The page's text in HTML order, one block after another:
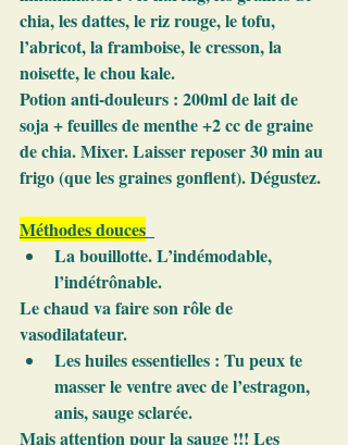
chia, les dattes, le riz rouge, le tofu,
l’abricot, la framboise, le cresson, la
noisette, le chou kale.
Potion anti-douleurs : 200ml de lait de
soja + feuilles de menthe +2 cc de graine
de chia. Mixer. Laisser reposer 30 min au
frigo (que les graines gonflent). Dégustez.
Méthodes douces
La bouillotte. L’indémodable,
l’indétrônable.
Le chaud va faire son rôle de
vasodilatateur.
Les huiles essentielles : Tu peux te
masser le ventre avec de l’estragon,
anis, sauge sclarée.
Mais attention pour la sauge !!! Les